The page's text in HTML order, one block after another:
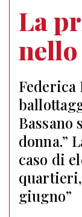
La
nello
Federica
Bassano
donna.”
caso di
giugno”